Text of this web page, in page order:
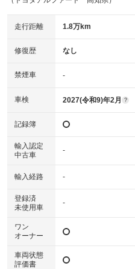
走行距離 1.8万km
修復歴 なし
禁煙車 -
車検 2027(令和9)年2月 ?
記録簿
輸入認定
中古車
-
輸入経路 -
登録済
未使用車
-
ワン
オーナー
車両状態
評価書